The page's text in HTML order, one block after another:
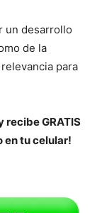
un desarrollo
de la
para
recibe GRATIS
en tu celular!